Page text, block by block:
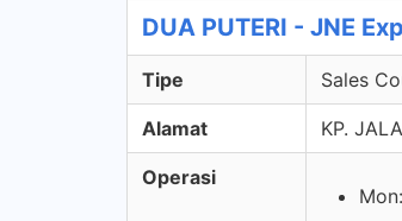
DUA PUTERI - JNE
Tipe Sales
Alamat KP.
Operasi